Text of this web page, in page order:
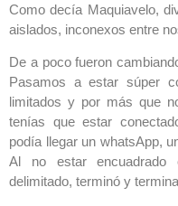
Como decía Maquiavelo,
aislados, inconexos entre
De a poco fueron
Pasamos a estar súper
limitados y por más que
tenías que estar
podía llegar un whatsApp,
Al no estar
delimitado, terminó y